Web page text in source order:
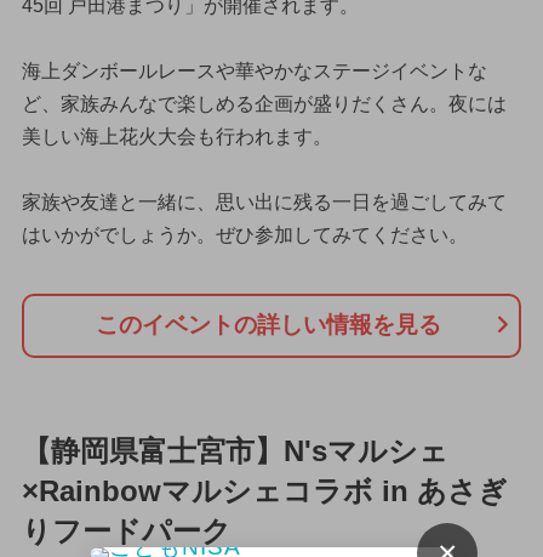
45回 戸田港まつり」が開催されます。
海上ダンボールレースや華やかなステージイベントな
ど、家族みんなで楽しめる企画が盛りだくさん。夜には
美しい海上花火大会も行われます。
家族や友達と一緒に、思い出に残る一日を過ごしてみて
はいかがでしょうか。ぜひ参加してみてください。
このイベントの詳しい情報を見る
【静岡県富士宮市】N'sマルシェ
×Rainbowマルシェコラボ in あさぎ
りフードパーク